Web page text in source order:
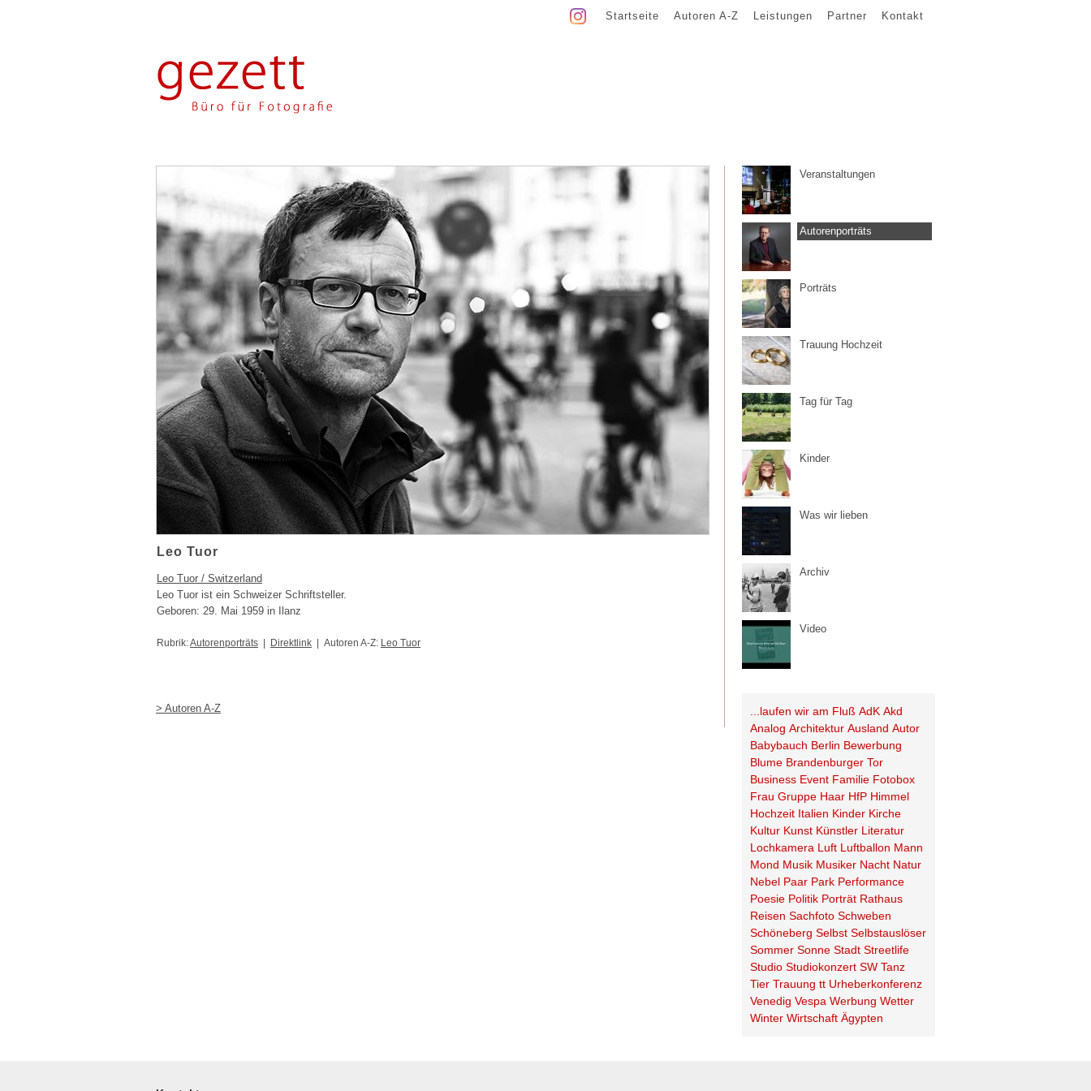
Startseite Autoren A-Z Leistungen Partner Kontakt
Leo Tuor
Leo Tuor / Switzerland
Leo Tuor ist ein Schweizer Schriftsteller.
Geboren: 29. Mai 1959 in Ilanz
Rubrik:Autorenporträts Direktlink | Autoren A-Z: Leo Tuor
> Autoren A-Z
Veranstaltungen
Autorenporträts
Porträts
Trauung Hochzeit
Tag für Tag
Kinder
Was wir lieben
Archiv
Video
...laufen wir am Fluß AdK Akd
Analog Architektur Ausland Autor
Babybauch Berlin Bewerbung
Blume Brandenburger Tor
Business Event Familie Fotobox
Frau Gruppe Haar HfP Himmel
Hochzeit Italien Kinder Kirche
Kultur Kunst Künstler Literatur
Lochkamera Luft Luftballon Mann
Mond Musik Musiker Nacht Natur
Nebel Paar Park Performance
Poesie Politik Porträt Rathaus
Reisen Sachfoto Schweben
Schöneberg Selbst Selbstauslöser
Sommer Sonne Stadt Streetlife
Studio Studiokonzert SW Tanz
Tier Trauung tt Urheberkonferenz
Venedig Vespa Werbung Wetter
Winter Wirtschaft Ägypten